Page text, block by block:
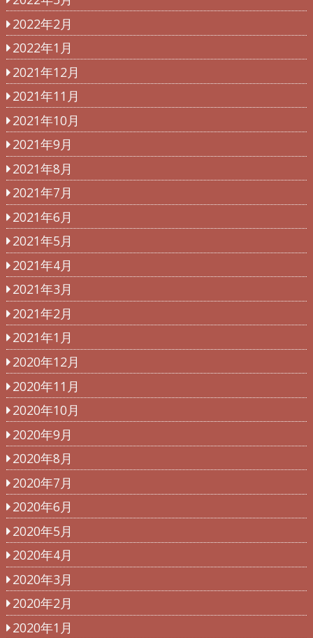
2022年2月
2022年1月
2021年12月
2021年11月
2021年10月
2021年9月
2021年8月
2021年7月
2021年6月
2021年5月
2021年4月
2021年3月
2021年2月
2021年1月
2020年12月
2020年11月
2020年10月
2020年9月
2020年8月
2020年7月
2020年6月
2020年5月
2020年4月
2020年3月
2020年2月
2020年1月